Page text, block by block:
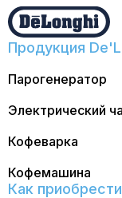
Продукция
Парогенератор
Электрический
Кофеварка
Кофемашина
Как приобрести